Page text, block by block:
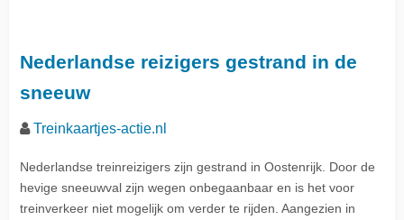
Nederlandse reizigers gestrand in de
sneeuw
Treinkaartjes-actie.nl
Nederlandse treinreizigers zijn gestrand in Oostenrijk. Door de
hevige sneeuwval zijn wegen onbegaanbaar en is het voor
treinverkeer niet mogelijk om verder te rijden. Aangezien in